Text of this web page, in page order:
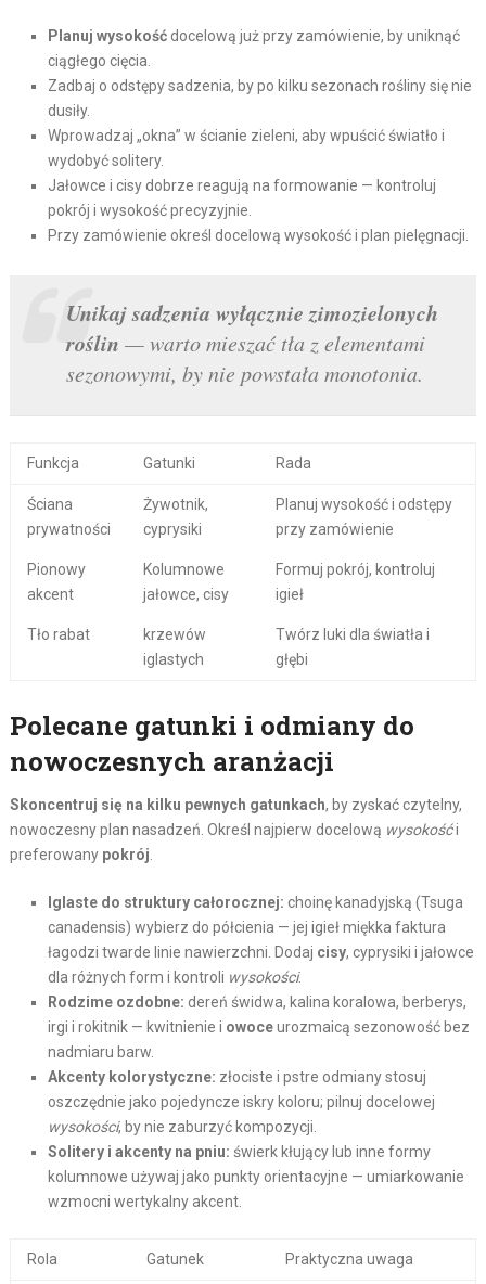
Planuj wysokośćdocelową już przy zamówienie, by uniknąć
ciągłego cięcia.
Zadbaj o odstępy sadzenia, by po kilku sezonach rośliny się nie
dusiły.
Wprowadzaj „okna” w ścianie zieleni, aby wpuścić światło i
wydobyć solitery.
Jałowce i cisy dobrze reagują na formowanie — kontroluj
pokrój i wysokość precyzyjnie.
Przy zamówienie określ docelową wysokość i plan pielęgnacji.
Unikaj sadzenia wyłącznie zimozielonych
roślin — warto mieszać tła z elementami
sezonowymi, by nie powstała monotonia.
Funkcja Gatunki Rada
Ściana
prywatności
Żywotnik,
cyprysiki
Planuj wysokość i odstępy
przy zamówienie
Pionowy
akcent
Kolumnowe
jałowce, cisy
Formuj pokrój, kontroluj
igieł
Tło rabat
krzewów
iglastych
Twórz luki dla światła i
głębi
Polecane gatunki i odmiany do
nowoczesnych aranżacji
Skoncentruj się na kilku pewnych gatunkach, by zyskać czytelny,
nowoczesny plan nasadzeń. Określ najpierw docelową wysokośći
preferowany pokrój
Iglaste do struktury całorocznej: choinę kanadyjską (Tsuga
canadensis) wybierz do półcienia — jej igieł miękka faktura
łagodzi twarde linie nawierzchni. Dodaj cisy, cyprysiki i jałowce
dla różnych form i kontroli wysokości.
Rodzime ozdobne: dereń świdwa, kalina koralowa, berberys,
irgi i rokitnik — kwitnienie i owoceurozmaicą sezonowość bez
nadmiaru barw.
Akcenty kolorystyczne: złociste i pstre odmiany stosuj
oszczędnie jako pojedyncze iskry koloru; pilnuj docelowej
wysokości, by nie zaburzyć kompozycji.
Solitery i akcenty na pniu: świerk kłujący lub inne formy
kolumnowe używaj jako punkty orientacyjne — umiarkowanie
wzmocni wertykalny akcent.
Rola Gatunek Praktyczna uwaga